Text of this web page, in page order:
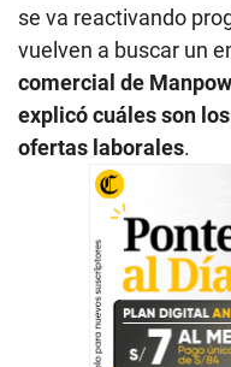
se va reactivando
vuelven a buscar un
comercial de
explicó cuáles son
ofertas laborales.